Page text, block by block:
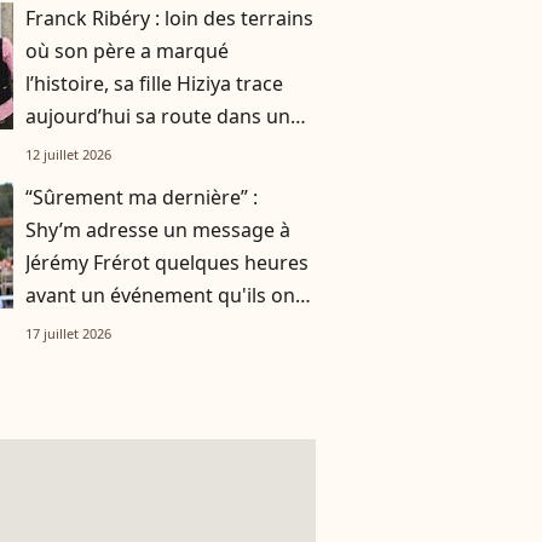
Franck Ribéry : loin des terrains
où son père a marqué
l’histoire, sa fille Hiziya trace
aujourd’hui sa route dans un
tout autre univers
12 juillet 2026
“Sûrement ma dernière” :
Shy’m adresse un message à
Jérémy Frérot quelques heures
avant un événement qu'ils ont
vécu ensemble
17 juillet 2026